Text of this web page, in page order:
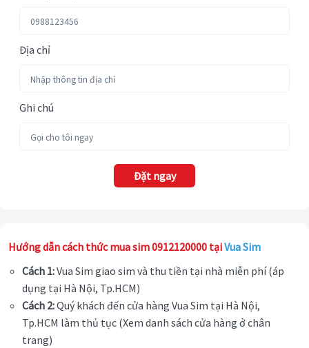
Địa chỉ
Ghi chú
Đặt ngay
Hướng dẫn cách thức mua sim 0912120000 tạiVua Sim
Cách 1:Vua Sim giao sim và thu tiền tại nhà miễn phí (áp
dụng tại Hà Nội, Tp.HCM)
Cách 2:Quý khách đến cửa hàng Vua Sim tại Hà Nội,
Tp.HCM làm thủ tục (Xem danh sách cửa hàng ở chân
trang)